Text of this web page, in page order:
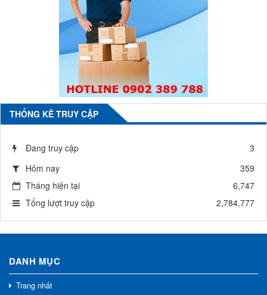
THỐNG KÊ TRUY CẬP
Đang truy cập
3
Hôm nay
359
Tháng hiện tại
6,747
Tổng lượt truy cập
2,784,777
DANH MỤC
Trang nhất